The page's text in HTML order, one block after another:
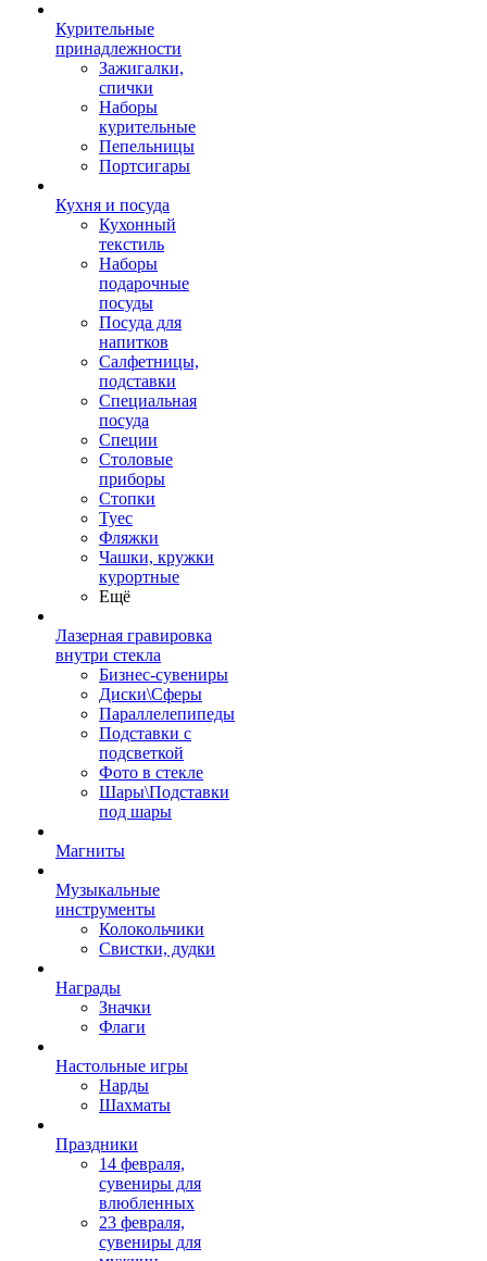
Курительные
принадлежности
Зажигалки,
спички
Наборы
курительные
Пепельницы
Портсигары
Кухня и посуда
Кухонный
текстиль
Наборы
подарочные
посуды
Посуда для
напитков
Салфетницы,
подставки
Специальная
посуда
Специи
Столовые
приборы
Стопки
Туес
Фляжки
Чашки, кружки
курортные
Ещё
Лазерная гравировка
внутри стекла
Бизнес-сувениры
Диски\Сферы
Параллелепипеды
Подставки с
подсветкой
Фото в стекле
Шары\Подставки
под шары
Магниты
Музыкальные
инструменты
Колокольчики
Свистки, дудки
Награды
Значки
Флаги
Настольные игры
Нарды
Шахматы
Праздники
14 февраля,
сувениры для
влюбленных
23 февраля,
сувениры для